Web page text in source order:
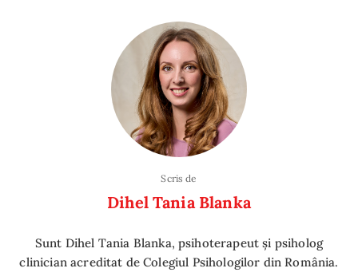
Scris de
Dihel Tania Blanka
Sunt Dihel Tania Blanka, psihoterapeut și psiholog
clinician acreditat de Colegiul Psihologilor din România.